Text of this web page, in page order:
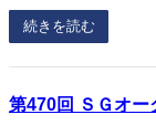
続きを読む
第470回 ＳＧオー